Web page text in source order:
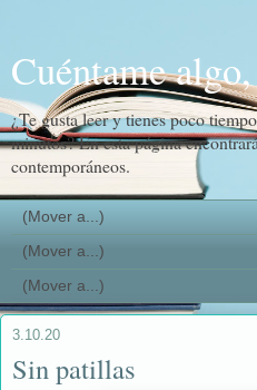
Cuéntame
¿Te gusta leer y tienes poco
minutos? En esta página
contemporáneos.
3.10.20
Sin patillas